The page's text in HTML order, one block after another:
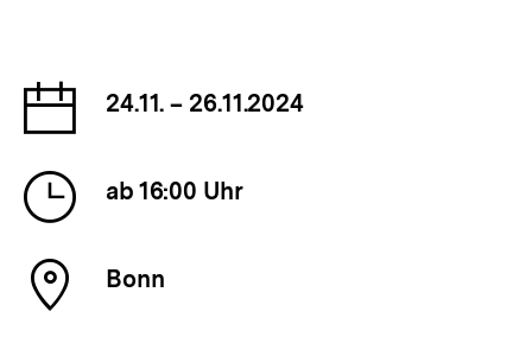
Datum
der
Veranstaltung
24.11. – 26.11.2024
Uhrzeit
der
Veranstaltung
ab 16:00 Uhr
Ort
der
Bonn